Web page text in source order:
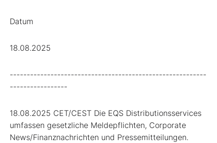
Datum
18.08.2025
----------------------------------------------------------
-----------------
18.08.2025 CET/CEST Die EQS Distributionsservices
umfassen gesetzliche Meldepflichten, Corporate
News/Finanznachrichten und Pressemitteilungen.